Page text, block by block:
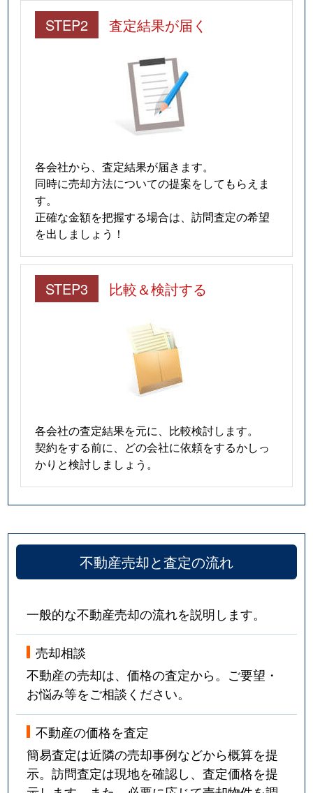
STEP2 査定結果が届く
各会社から、査定結果が届きます。
同時に売却方法についての提案をしてもらえま
す。
正確な金額を把握する場合は、訪問査定の希望
を出しましょう！
STEP3 比較＆検討する
各会社の査定結果を元に、比較検討します。
契約をする前に、どの会社に依頼をするかしっ
かりと検討しましょう。
不動産売却と査定の流れ
一般的な不動産売却の流れを説明します。
売却相談
不動産の売却は、価格の査定から。ご要望・
お悩み等をご相談ください。
不動産の価格を査定
簡易査定は近隣の売却事例などから概算を提
示。訪問査定は現地を確認し、査定価格を提